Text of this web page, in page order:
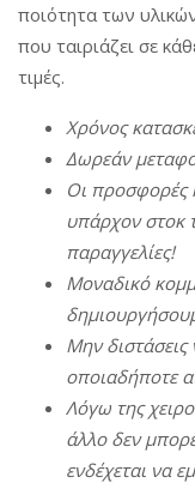
ποιότητα των
που ταιριάζει σε
τιμές.
Χρόνος
Δωρεάν
Οι προσφορές
υπάρχον στοκ
παραγγελίες!
Μοναδικό
Μην διστάσεις
οποιαδήποτε α
Λόγω της χειρο
άλλο δεν μπ
ενδέχεται να